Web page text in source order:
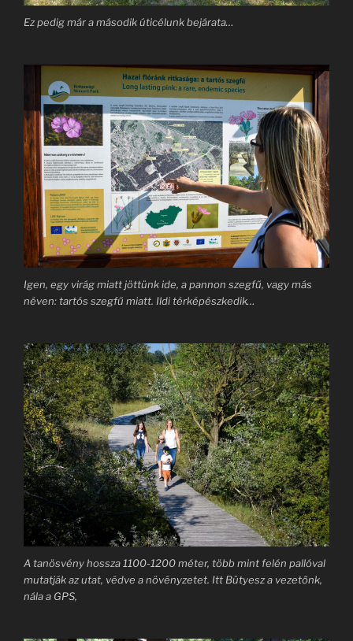
Ez pedig már a második úticélunk bejárata…
Igen, egy virág miatt jöttünk ide, a pannon szegfű, vagy más
néven: tartós szegfű miatt. Ildi térképészkedik…
A tanösvény hossza 1100-1200 méter, több mint felén pallóval
mutatják az utat, védve a növényzetet. Itt Bütyesz a vezetőnk,
nála a GPS,